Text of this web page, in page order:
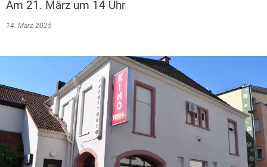
Am 21. März um 14 Uhr
14. März 2025